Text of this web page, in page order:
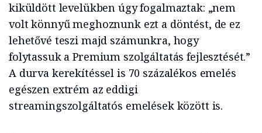
kiküldött levelükben úgy fogalmaztak: „nem
volt könnyű meghoznunk ezt a döntést, de ez
lehetővé teszi majd számunkra, hogy
folytassuk a Premium szolgáltatás fejlesztését.”
A durva kerekítéssel is 70 százalékos emelés
egészen extrém az eddigi
streamingszolgáltatós emelések között is.